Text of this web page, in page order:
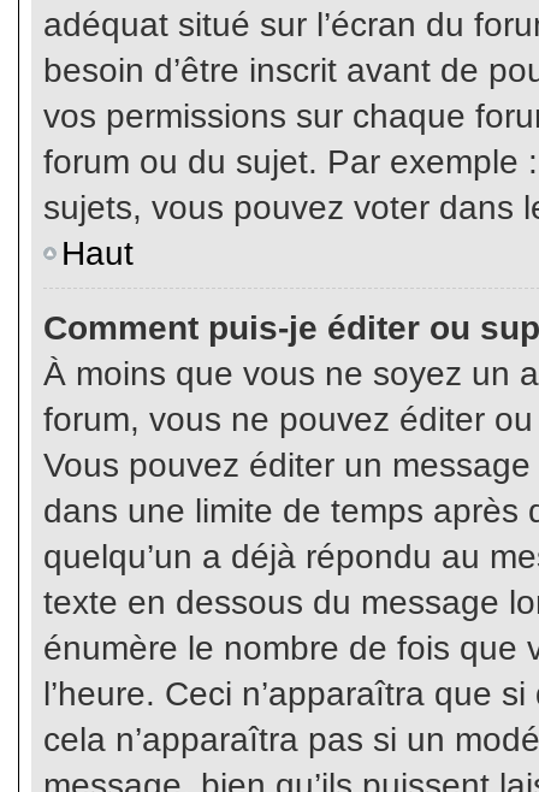
adéquat situé sur l’écran du
besoin d’être inscrit avant de
vos permissions sur chaque
forum ou du sujet. Par exemple
sujets, vous pouvez voter dans
Haut
Comment puis-je éditer ou
À moins que vous ne soyez un
forum, vous ne pouvez éditer
Vous pouvez éditer un
dans une limite de temps après
quelqu’un a déjà répondu au
texte en dessous du message
énumère le nombre de fois que
l’heure. Ceci n’apparaîtra que
cela n’apparaîtra pas si un